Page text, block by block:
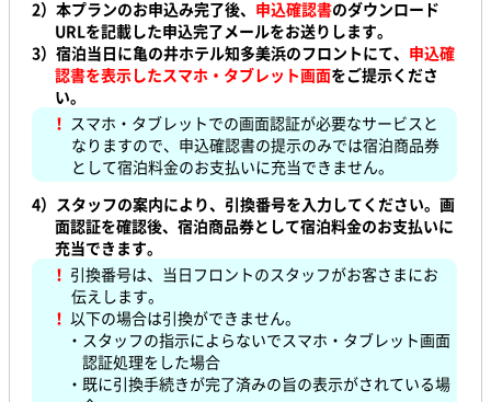
2）本プランのお申込み完了後、 申込確認書のダウンロード
URLを記載した申込完了メールをお送りします。
3）宿泊当日に亀の井ホテル知多美浜のフロントにて、 申込確
認書を表示したスマホ・タブレット画面をご提示くださ
い。
！ スマホ・タブレットでの画面認証が必要なサービスと
なりますので、申込確認書の提示のみでは宿泊商品券
として宿泊料金のお支払いに充当できません。
4）スタッフの案内により、引換番号を入力してください。画
面認証を確認後、宿泊商品券として宿泊料金のお支払いに
充当できます。
！ 引換番号は、当日フロントのスタッフがお客さまにお
伝えします。
！ 以下の場合は引換ができません。
・スタッフの指示によらないでスマホ・タブレット画面
認証処理をした場合
・既に引換手続きが完了済みの旨の表示がされている場